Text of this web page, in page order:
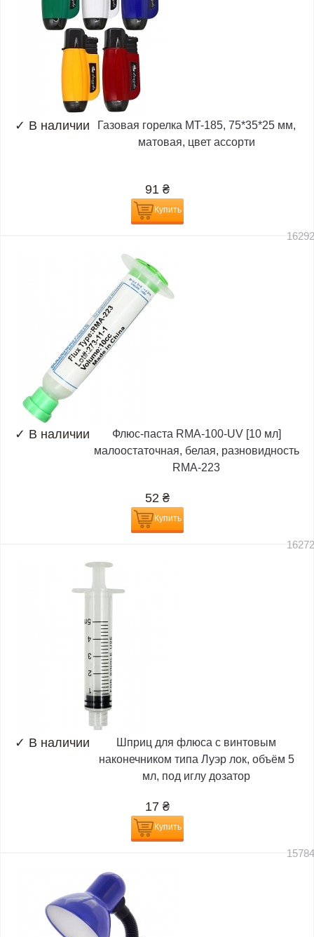
✓ В наличии
Газовая горелка MT-185, 75*35*25 мм,
матовая, цвет ассорти
91 ₴
Купить
✓ В наличии
Флюс-паста RMA-100-UV [10 мл]
малоостаточная, белая, разновидность
RMA-223
52 ₴
Купить
✓ В наличии
Шприц для флюса с винтовым
наконечником типа Луэр лок, объём 5
мл, под иглу дозатор
17 ₴
Купить